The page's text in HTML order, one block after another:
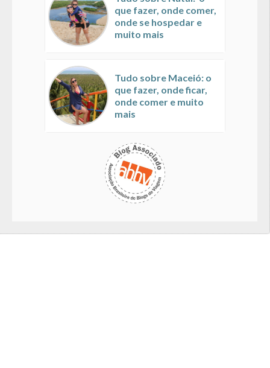
que fazer, onde comer,
onde se hospedar e
muito mais
Tudo sobre Maceió: o
que fazer, onde ficar,
onde comer e muito
mais